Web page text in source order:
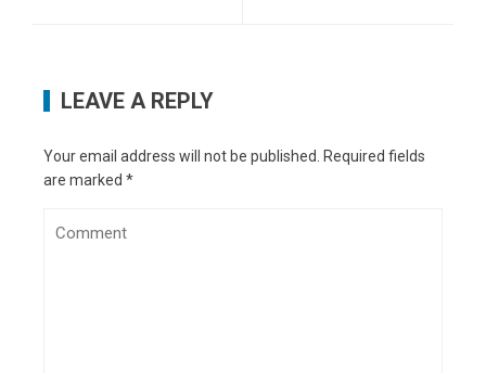
LEAVE A REPLY
Your email address will not be published.
Required fields
are marked *